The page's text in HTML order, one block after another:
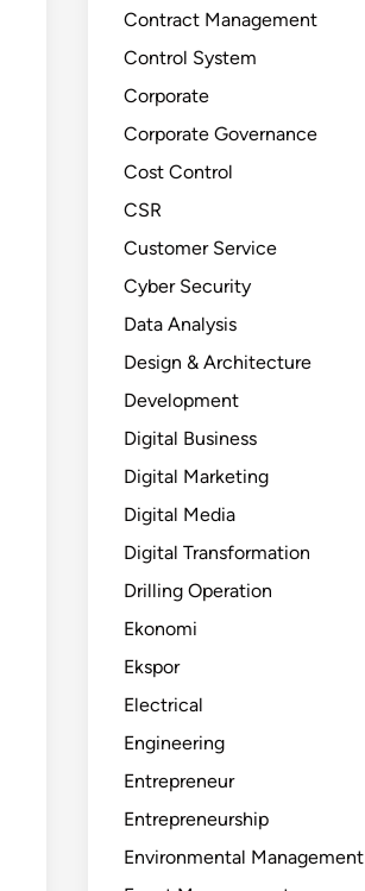
Contract Management
Control System
Corporate
Corporate Governance
Cost Control
CSR
Customer Service
Cyber Security
Data Analysis
Design & Architecture
Development
Digital Business
Digital Marketing
Digital Media
Digital Transformation
Drilling Operation
Ekonomi
Ekspor
Electrical
Engineering
Entrepreneur
Entrepreneurship
Environmental Management